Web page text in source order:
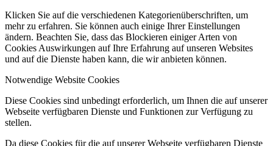
Klicken Sie auf die verschiedenen Kategorienüberschriften, um
mehr zu erfahren. Sie können auch einige Ihrer Einstellungen
ändern. Beachten Sie, dass das Blockieren einiger Arten von
Cookies Auswirkungen auf Ihre Erfahrung auf unseren Websites
und auf die Dienste haben kann, die wir anbieten können.
Notwendige Website Cookies
Diese Cookies sind unbedingt erforderlich, um Ihnen die auf unserer
Webseite verfügbaren Dienste und Funktionen zur Verfügung zu
stellen.
Da diese Cookies für die auf unserer Webseite verfügbaren Dienste